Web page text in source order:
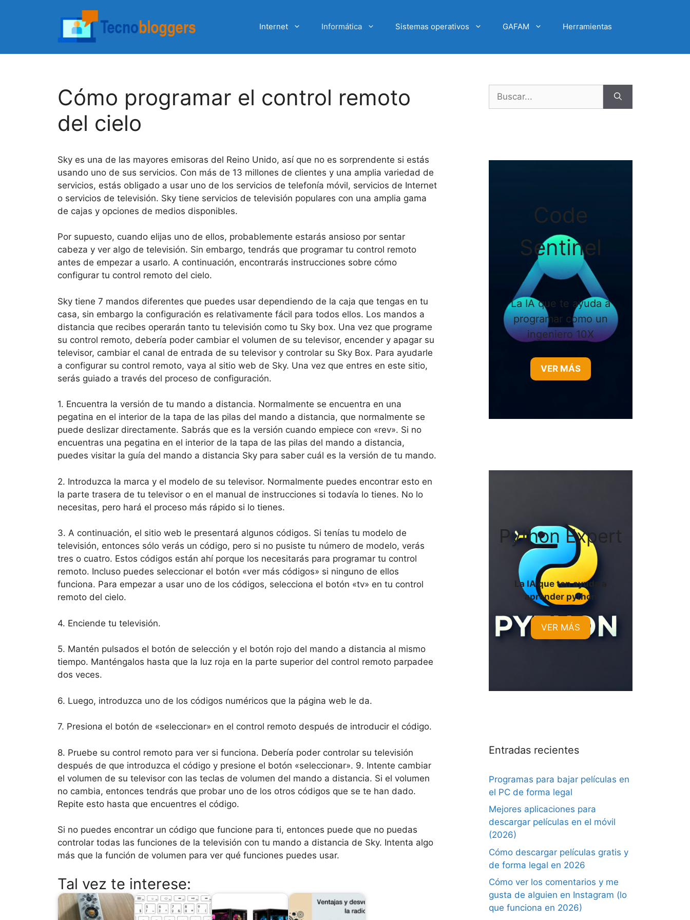
Internet Informática Sistemas operativos GAFAM Herramientas
Cómo programar el control remoto
del cielo
Sky es una de las mayores emisoras del Reino Unido, así que no es sorprendente si estás
usando uno de sus servicios. Con más de 13 millones de clientes y una amplia variedad de
servicios, estás obligado a usar uno de los servicios de telefonía móvil, servicios de Internet
o servicios de televisión. Sky tiene servicios de televisión populares con una amplia gama
de cajas y opciones de medios disponibles.
Por supuesto, cuando elijas uno de ellos, probablemente estarás ansioso por sentar
cabeza y ver algo de televisión. Sin embargo, tendrás que programar tu control remoto
antes de empezar a usarlo. A continuación, encontrarás instrucciones sobre cómo
configurar tu control remoto del cielo.
Sky tiene 7 mandos diferentes que puedes usar dependiendo de la caja que tengas en tu
casa, sin embargo la configuración es relativamente fácil para todos ellos. Los mandos a
distancia que recibes operarán tanto tu televisión como tu Sky box. Una vez que programe
su control remoto, debería poder cambiar el volumen de su televisor, encender y apagar su
televisor, cambiar el canal de entrada de su televisor y controlar su Sky Box. Para ayudarle
a configurar su control remoto, vaya al sitio web de Sky. Una vez que entres en este sitio,
serás guiado a través del proceso de configuración.
1. Encuentra la versión de tu mando a distancia. Normalmente se encuentra en una
pegatina en el interior de la tapa de las pilas del mando a distancia, que normalmente se
puede deslizar directamente. Sabrás que es la versión cuando empiece con «rev». Si no
encuentras una pegatina en el interior de la tapa de las pilas del mando a distancia,
puedes visitar la guía del mando a distancia Sky para saber cuál es la versión de tu mando.
2. Introduzca la marca y el modelo de su televisor. Normalmente puedes encontrar esto en
la parte trasera de tu televisor o en el manual de instrucciones si todavía lo tienes. No lo
necesitas, pero hará el proceso más rápido si lo tienes.
3. A continuación, el sitio web le presentará algunos códigos. Si tenías tu modelo de
televisión, entonces sólo verás un código, pero si no pusiste tu número de modelo, verás
tres o cuatro. Estos códigos están ahí porque los necesitarás para programar tu control
remoto. Incluso puedes seleccionar el botón «ver más códigos» si ninguno de ellos
funciona. Para empezar a usar uno de los códigos, selecciona el botón «tv» en tu control
remoto del cielo.
4. Enciende tu televisión.
5. Mantén pulsados el botón de selección y el botón rojo del mando a distancia al mismo
tiempo. Manténgalos hasta que la luz roja en la parte superior del control remoto parpadee
dos veces.
6. Luego, introduzca uno de los códigos numéricos que la página web le da.
7. Presiona el botón de «seleccionar» en el control remoto después de introducir el código.
8. Pruebe su control remoto para ver si funciona. Debería poder controlar su televisión
después de que introduzca el código y presione el botón «seleccionar». 9. Intente cambiar
el volumen de su televisor con las teclas de volumen del mando a distancia. Si el volumen
no cambia, entonces tendrás que probar uno de los otros códigos que se te han dado.
Repite esto hasta que encuentres el código.
Si no puedes encontrar un código que funcione para ti, entonces puede que no puedas
controlar todas las funciones de la televisión con tu mando a distancia de Sky. Intenta algo
más que la función de volumen para ver qué funciones puedes usar.
Tal vez te interese:
Code
Sentinel
La IA que te ayuda a
programar como un
ingeniero 10X
VER MÁS
Python Expert
La IA que ten ayuda a
aprender python
VER MÁS
Entradas recientes
Programas para bajar películas en
el PC de forma legal
Mejores aplicaciones para
descargar películas en el móvil
(2026)
Cómo descargar películas gratis y
de forma legal en 2026
Cómo ver los comentarios y me
gusta de alguien en Instagram (lo
que funciona en 2026)